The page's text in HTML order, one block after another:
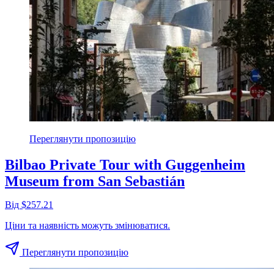
Переглянути пропозицію
Bilbao Private Tour with Guggenheim
Museum from San Sebastián
Від $257.21
Ціни та наявність можуть змінюватися.
Переглянути пропозицію